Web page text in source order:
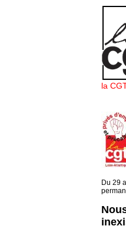
Panneau de gestion des
la
Du 29